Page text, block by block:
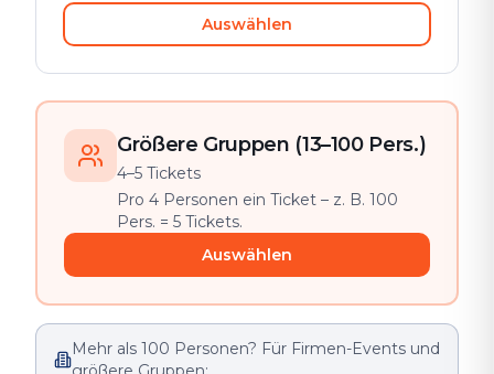
Auswählen
Größere Gruppen (13–100 Pers.)
4–5 Tickets
Pro 4 Personen ein Ticket – z. B. 100
Pers. = 5 Tickets.
Auswählen
Mehr als 100 Personen? Für Firmen-Events und